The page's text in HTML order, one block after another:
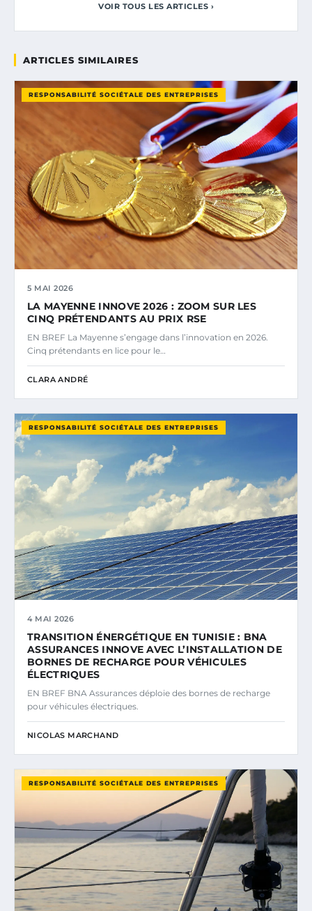
VOIR TOUS LES ARTICLES ›
ARTICLES SIMILAIRES
RESPONSABILITÉ SOCIÉTALE DES ENTREPRISES
5 MAI 2026
LA MAYENNE INNOVE 2026 : ZOOM SUR LES
CINQ PRÉTENDANTS AU PRIX RSE
EN BREF La Mayenne s’engage dans l’innovation en 2026.
Cinq prétendants en lice pour le…
CLARA ANDRÉ
RESPONSABILITÉ SOCIÉTALE DES ENTREPRISES
4 MAI 2026
TRANSITION ÉNERGÉTIQUE EN TUNISIE : BNA
ASSURANCES INNOVE AVEC L’INSTALLATION DE
BORNES DE RECHARGE POUR VÉHICULES
ÉLECTRIQUES
EN BREF BNA Assurances déploie des bornes de recharge
pour véhicules électriques.
NICOLAS MARCHAND
RESPONSABILITÉ SOCIÉTALE DES ENTREPRISES